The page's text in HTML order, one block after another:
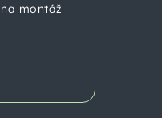
montáž